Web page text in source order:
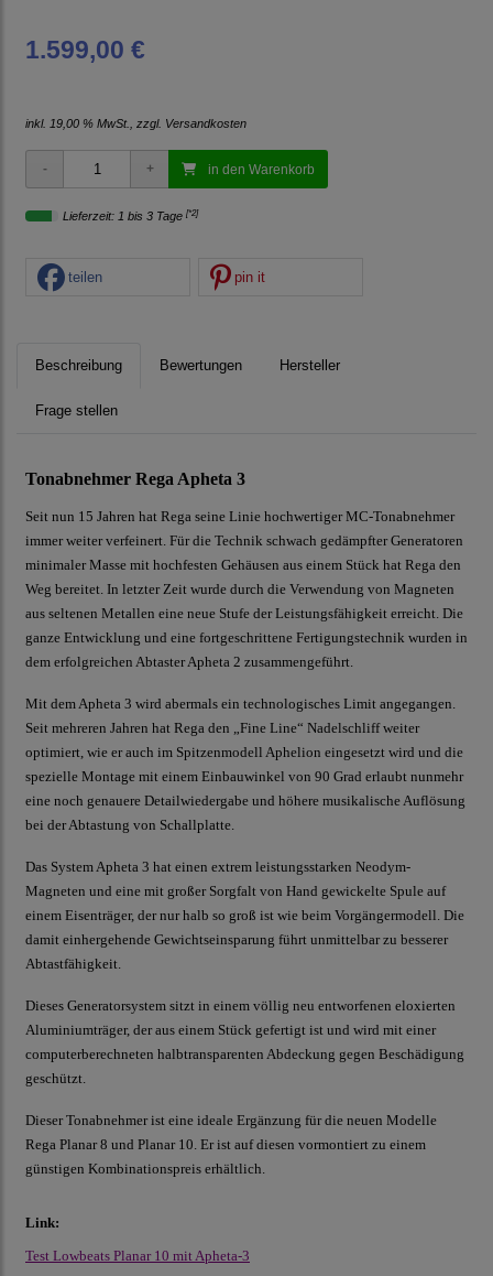
1.599,00 €
inkl. 19,00 % MwSt., zzgl. Versandkosten
in den Warenkorb
Lieferzeit: 1 bis 3 Tage [*2]
teilen pin it
Beschreibung Bewertungen Hersteller
Frage stellen
Tonabnehmer Rega Apheta 3
Seit nun 15 Jahren hat Rega seine Linie hochwertiger MC-Tonabnehmer
immer weiter verfeinert. Für die Technik schwach gedämpfter Generatoren
minimaler Masse mit hochfesten Gehäusen aus einem Stück hat Rega den
Weg bereitet. In letzter Zeit wurde durch die Verwendung von Magneten
aus seltenen Metallen eine neue Stufe der Leistungsfähigkeit erreicht. Die
ganze Entwicklung und eine fortgeschrittene Fertigungstechnik wurden in
dem erfolgreichen Abtaster Apheta 2 zusammengeführt.
Mit dem Apheta 3 wird abermals ein technologisches Limit angegangen.
Seit mehreren Jahren hat Rega den „Fine Line“ Nadelschliff weiter
optimiert, wie er auch im Spitzenmodell Aphelion eingesetzt wird und die
spezielle Montage mit einem Einbauwinkel von 90 Grad erlaubt nunmehr
eine noch genauere Detailwiedergabe und höhere musikalische Auflösung
bei der Abtastung von Schallplatte.
Das System Apheta 3 hat einen extrem leistungsstarken Neodym-
Magneten und eine mit großer Sorgfalt von Hand gewickelte Spule auf
einem Eisenträger, der nur halb so groß ist wie beim Vorgängermodell. Die
damit einhergehende Gewichtseinsparung führt unmittelbar zu besserer
Abtastfähigkeit.
Dieses Generatorsystem sitzt in einem völlig neu entworfenen eloxierten
Aluminiumträger, der aus einem Stück gefertigt ist und wird mit einer
computerberechneten halbtransparenten Abdeckung gegen Beschädigung
geschützt.
Dieser Tonabnehmer ist eine ideale Ergänzung für die neuen Modelle
Rega Planar 8 und Planar 10. Er ist auf diesen vormontiert zu einem
günstigen Kombinationspreis erhältlich.
Link:
Test Lowbeats Planar 10 mit Apheta-3